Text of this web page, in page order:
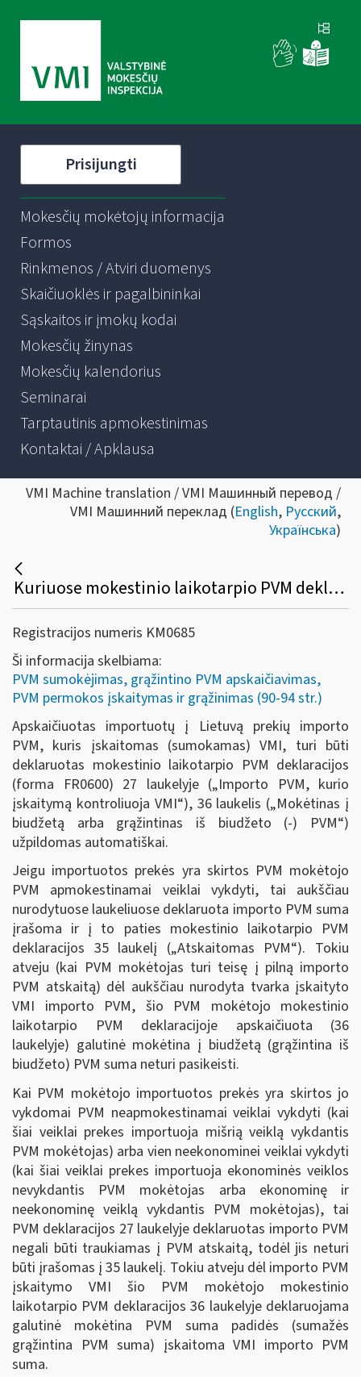
Prisijungti
Mokesčių mokėtojų informacija
Formos
Rinkmenos / Atviri duomenys
Skaičiuoklės ir pagalbininkai
Sąskaitos ir įmokų kodai
Mokesčių žinynas
Mokesčių kalendorius
Seminarai
Tarptautinis apmokestinimas
Kontaktai / Apklausa
VMI Machine translation / VMI Машинный перевод /
VMI Машинний переклад (English, Русский,
Українська)
Kuriuose mokestinio laikotarpio PVM deklaracijos laukeliuose turi būti deklaruotas importo PVM, kuris įskaitomas (sumokamas) VMI?
Registracijos numeris KM0685
Ši informacija skelbiama:
PVM sumokėjimas, grąžintino PVM apskaičiavimas,
PVM permokos įskaitymas ir grąžinimas (90-94 str.)
Apskaičiuotas importuotų į Lietuvą prekių importo
PVM, kuris įskaitomas (sumokamas) VMI, turi būti
deklaruotas mokestinio laikotarpio PVM deklaracijos
(forma FR0600) 27 laukelyje („Importo PVM, kurio
įskaitymą kontroliuoja VMI“), 36 laukelis („Mokėtinas į
biudžetą arba grąžintinas iš biudžeto (-) PVM“)
užpildomas automatiškai.
Jeigu importuotos prekės yra skirtos PVM mokėtojo
PVM apmokestinamai veiklai vykdyti, tai aukščiau
nurodytuose laukeliuose deklaruota importo PVM suma
įrašoma ir į to paties mokestinio laikotarpio PVM
deklaracijos 35 laukelį („Atskaitomas PVM“). Tokiu
atveju (kai PVM mokėtojas turi teisę į pilną importo
PVM atskaitą) dėl aukščiau nurodyta tvarka įskaityto
VMI importo PVM, šio PVM mokėtojo mokestinio
laikotarpio PVM deklaracijoje apskaičiuota (36
laukelyje) galutinė mokėtina į biudžetą (grąžintina iš
biudžeto) PVM suma neturi pasikeisti.
Kai PVM mokėtojo importuotos prekės yra skirtos jo
vykdomai PVM neapmokestinamai veiklai vykdyti (kai
šiai veiklai prekes importuoja mišrią veiklą vykdantis
PVM mokėtojas) arba vien neekonominei veiklai vykdyti
(kai šiai veiklai prekes importuoja ekonominės veiklos
nevykdantis PVM mokėtojas arba ekonominę ir
neekonominę veiklą vykdantis PVM mokėtojas), tai
PVM deklaracijos 27 laukelyje deklaruotas importo PVM
negali būti traukiamas į PVM atskaitą, todėl jis neturi
būti įrašomas į 35 laukelį. Tokiu atveju dėl importo PVM
įskaitymo VMI šio PVM mokėtojo mokestinio
laikotarpio PVM deklaracijos 36 laukelyje deklaruojama
galutinė mokėtina PVM suma padidės (sumažės
grąžintina PVM suma) įskaitoma VMI importo PVM
suma.